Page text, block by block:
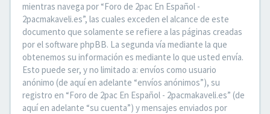
mientras navega por “Foro de 2pac En Español -
2pacmakaveli.es”, las cuales exceden el alcance de este
documento que solamente se refiere a las páginas creadas
por el software phpBB. La segunda vía mediante la que
obtenemos su información es mediante lo que usted envía.
Esto puede ser, y no limitado a: envíos como usuario
anónimo (de aquí en adelante “envíos anónimos”), su
registro en “Foro de 2pac En Español - 2pacmakaveli.es” (de
aquí en adelante “su cuenta”) y mensajes enviados por